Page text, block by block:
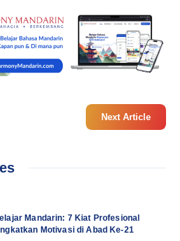
Next Article
Mandarin: 7 Kiat Profesional
Motivasi di Abad Ke-21